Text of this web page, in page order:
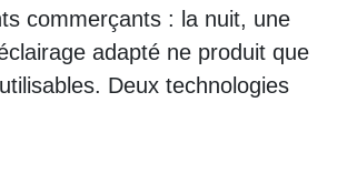
commerçants : la nuit, une
adapté ne produit que
Deux technologies